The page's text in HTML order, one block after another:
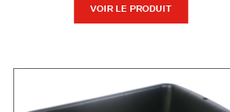
VOIR LE PRODUIT